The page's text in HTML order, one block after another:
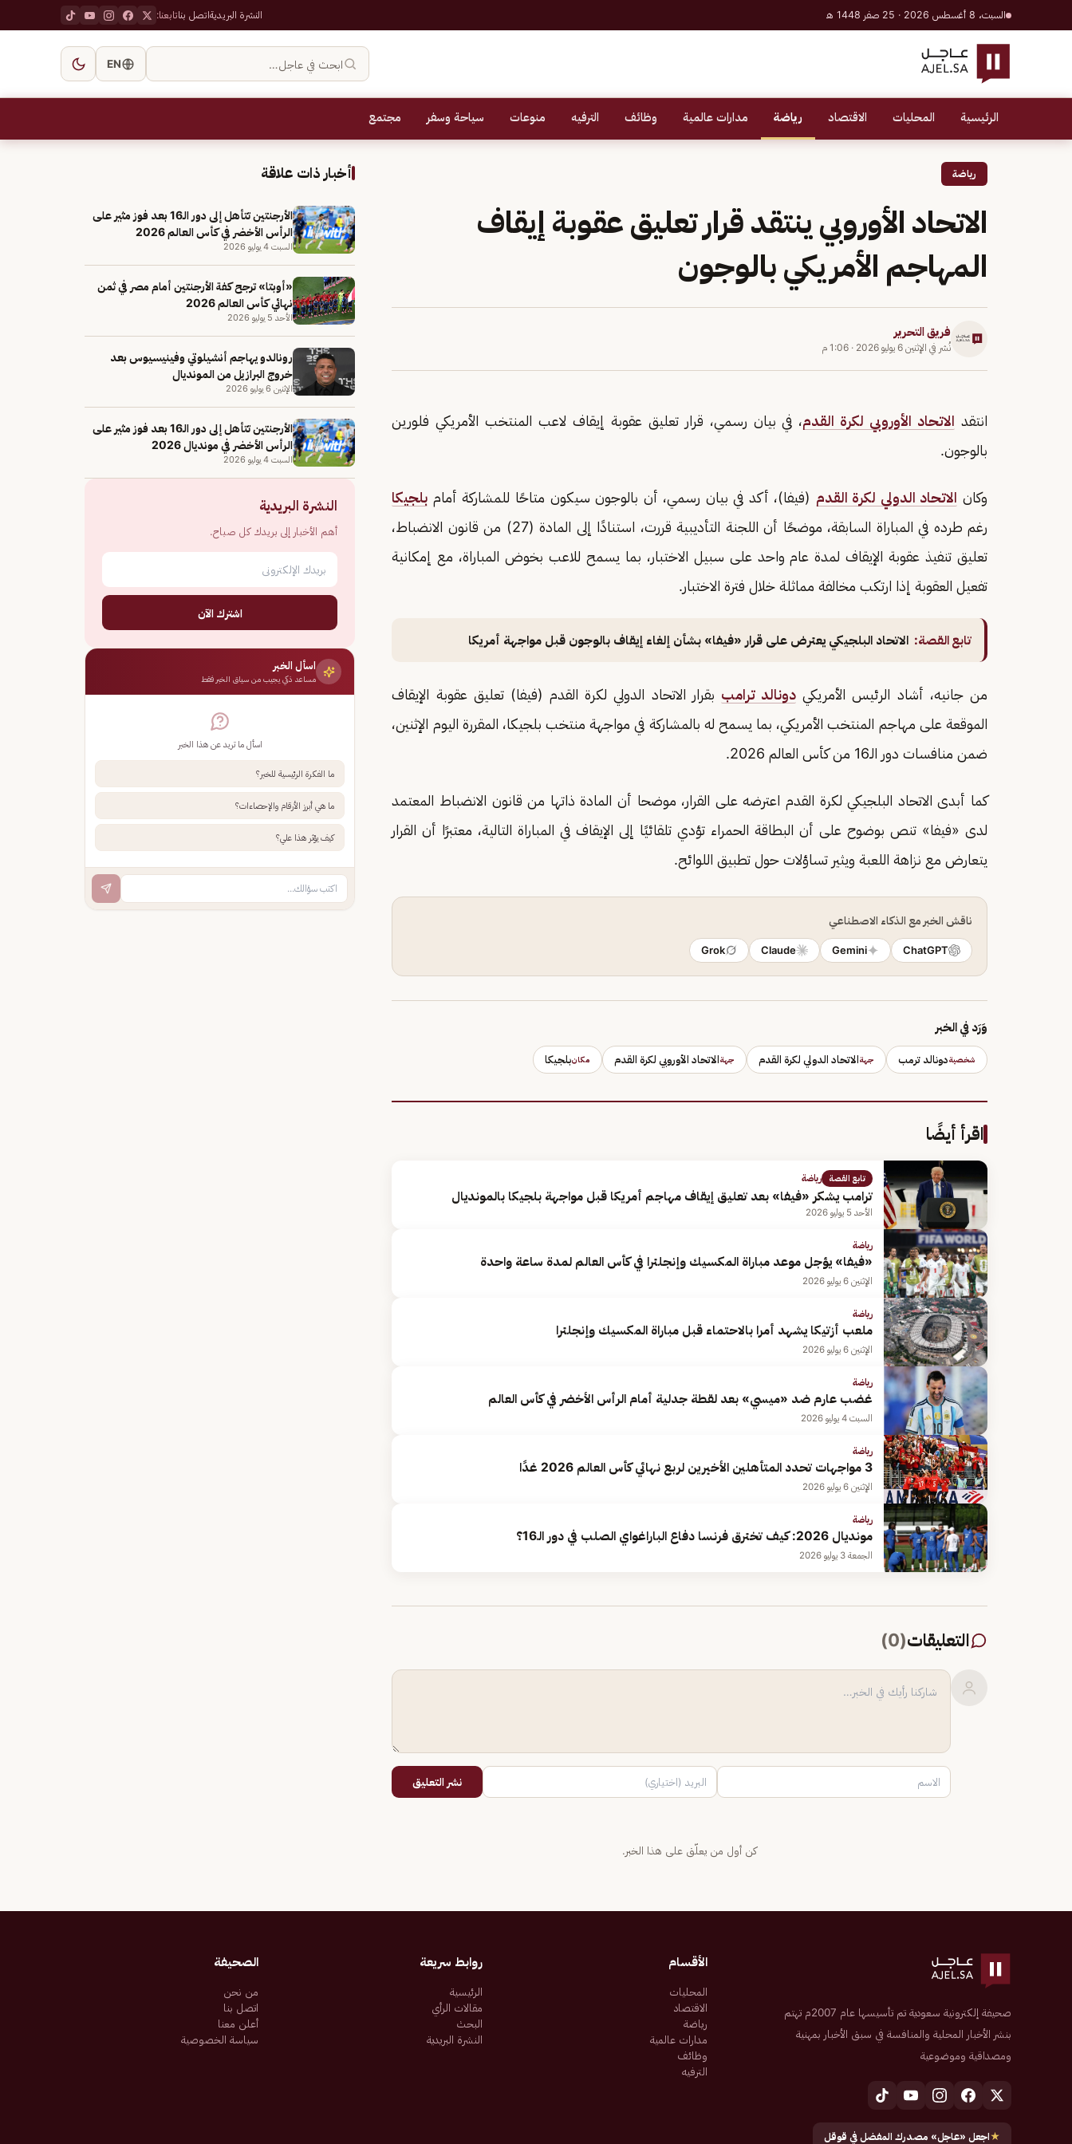
السبت، 8 أغسطس 2026 · 25 صفر 1448 هـ النشرة البريديةاتصل بناتابعنا:
ابحث في عاجل… EN
الرئيسية المحليات الاقتصاد رياضة مدارات عالمية وظائف الترفيه منوعات سياحة وسفر مجتمع
رياضة
الاتحاد الأوروبي ينتقد قرار تعليق عقوبة إيقاف
المهاجم الأمريكي بالوجون
فريق التحرير
نُشر في الإثنين 6 يوليو 2026 · 1:06 م
انتقد الاتحاد الأوروبي لكرة القدم، في بيان رسمي، قرار تعليق عقوبة إيقاف لاعب المنتخب الأمريكي فلورين
بالوجون.
وكان الاتحاد الدولي لكرة القدم (فيفا)، أكد في بيان رسمي، أن بالوجون سيكون متاحًا للمشاركة أمام بلجيكا
رغم طرده في المباراة السابقة، موضحًا أن اللجنة التأديبية قررت، استنادًا إلى المادة (27) من قانون الانضباط،
تعليق تنفيذ عقوبة الإيقاف لمدة عام واحد على سبيل الاختبار، بما يسمح للاعب بخوض المباراة، مع إمكانية
تفعيل العقوبة إذا ارتكب مخالفة مماثلة خلال فترة الاختبار.
تابع القصة: الاتحاد البلجيكي يعترض على قرار «فيفا» بشأن إلغاء إيقاف بالوجون قبل مواجهة أمريكا
من جانيه، أشاد الرئيس الأمريكي دونالد ترامب بقرار الاتحاد الدولي لكرة القدم (فيفا) تعليق عقوبة الإيقاف
الموقعة على مهاجم المنتخب الأمريكي، بما يسمح له بالمشاركة في مواجهة منتخب بلجيكا، المقررة اليوم الإثنين،
ضمن منافسات دور الـ16 من كأس العالم 2026.
كما أبدى الاتحاد البلجيكي لكرة القدم اعترضه على القرار، موضحا أن المادة ذاتها من قانون الانضباط المعتمد
لدى «فيفا» تنص بوضوح على أن البطاقة الحمراء تؤدي تلقائيًا إلى الإيقاف في المباراة التالية، معتبرًا أن القرار
يتعارض مع نزاهة اللعبة ويثير تساؤلات حول تطبيق اللوائح.
ناقش الخبر مع الذكاء الاصطناعي
ChatGPT
Gemini
Claude
Grok
وَرَد في الخبر
شخصيةدونالد ترمب جهةالاتحاد الدولي لكرة القدم جهةالاتحاد الأوروبي لكرة القدم مكانبلجيكا
اقرأ أيضًا
تابع القصة رياضة
ترامب يشكر «فيفا» بعد تعليق إيقاف مهاجم أمريكا قبل مواجهة بلجيكا بالمونديال
الأحد 5 يوليو 2026
رياضة
«فيفا» يؤجل موعد مباراة المكسيك وإنجلترا في كأس العالم لمدة ساعة واحدة
الإثنين 6 يوليو 2026
رياضة
ملعب أزتيكا يشهد أمرا بالاحتماء قبل مباراة المكسيك وإنجلترا
الإثنين 6 يوليو 2026
رياضة
غضب عارم ضد «ميسي» بعد لقطة جدلية أمام الرأس الأخضر في كأس العالم
السبت 4 يوليو 2026
رياضة
3 مواجهات تحدد المتأهلين الأخيرين لربع نهائي كأس العالم 2026 غدًا
الإثنين 6 يوليو 2026
رياضة
مونديال 2026: كيف تخترق فرنسا دفاع الباراغواي الصلب في دور الـ16؟
الجمعة 3 يوليو 2026
التعليقات(
0
)
نشر التعليق
كن أول من يعلّق على هذا الخبر.
أخبار ذات علاقة
الأرجنتين تتأهل إلى دور الـ16 بعد فوز مثير على
الرأس الأخضر في كأس العالم 2026
السبت 4 يوليو 2026
«أوبتا» ترجح كفة الأرجنتين أمام مصر في ثمن
نهائي كأس العالم 2026
الأحد 5 يوليو 2026
رونالدو يهاجم أنشيلوتي وفينيسيوس بعد
خروج البرازيل من المونديال
الإثنين 6 يوليو 2026
الأرجنتين تتأهل إلى دور الـ16 بعد فوز مثير على
الرأس الأخضر في مونديال 2026
السبت 4 يوليو 2026
النشرة البريدية
أهم الأخبار إلى بريدك كل صباح.
اشترك الآن
اسأل الخبر
مساعد ذكي يجيب من سياق الخبر فقط
اسأل ما تريد عن هذا الخبر
ما الفكرة الرئيسية للخبر؟
ما هي أبرز الأرقام والإحصاءات؟
كيف يؤثر هذا علي؟
صحيفة إلكترونية سعودية تم تأسيسها عام 2007م تهتم
بنشر الأخبار المحلية والمنافسة في سبق الأخبار بمهنية
ومصداقية وموضوعية
★اجعل «عاجل» مصدرك المفضل في قوقل
الأقسام
المحليات
الاقتصاد
رياضة
مدارات عالمية
وظائف
الترفيه
روابط سريعة
الرئيسية
مقالات الرأي
البحث
النشرة البريدية
الصحيفة
من نحن
اتصل بنا
أعلن معنا
سياسة الخصوصية